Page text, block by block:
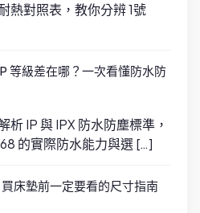
熱對照表，教你分辨 1號
等級差在哪？一次看懂防水防
析 IP 與 IPX 防水防塵標準，
的實際防水能力與選 […]
床墊前一定要看的尺寸指南